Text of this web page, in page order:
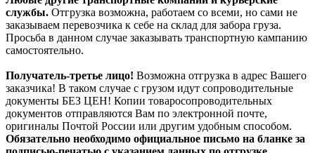
службы. Отгрузка возможна, работаем со всеми, но сами не
заказываем перевозчика к себе на склад для забора груза.
Просьба в данном случае заказывать транспортную кампанию
самостоятельно.
Получатель-третье лицо! Возможна отгрузка в адрес Вашего
заказчика! В таком случае с грузом идут сопроводительные
документы БЕЗ ЦЕН! Копии товаросопроводительных
документов отправляются Вам по электронной почте,
оригиналы Почтой России или другим удобным способом.
Обязательно необходимо официальное письмо на бланке за